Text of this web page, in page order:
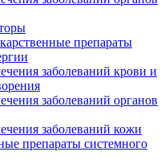
препараты
заболеваний крови и
заболеваний органов
заболеваний кожи
препараты системного